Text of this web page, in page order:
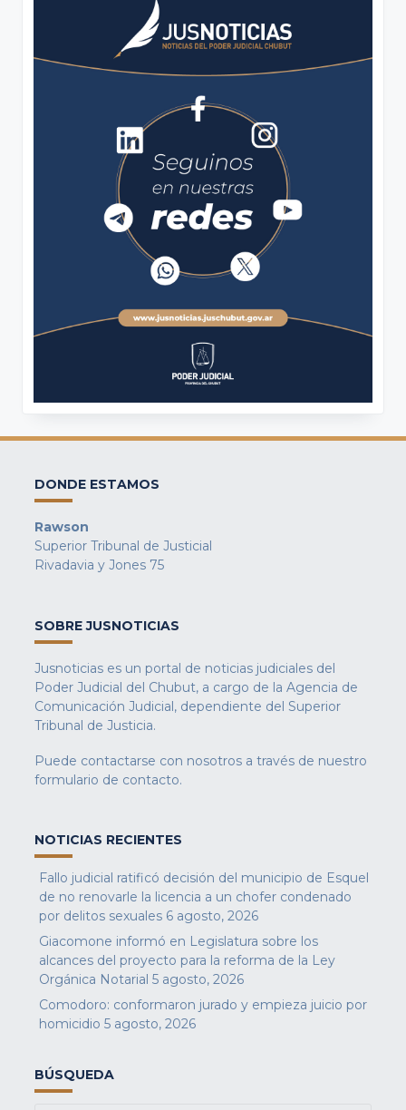
DONDE ESTAMOS
Rawson
Superior Tribunal de Justicial
Rivadavia y Jones 75
SOBRE JUSNOTICIAS
Jusnoticias es un portal de noticias judiciales del
Poder Judicial del Chubut, a cargo de la Agencia de
Comunicación Judicial, dependiente del Superior
Tribunal de Justicia.
Puede contactarse con nosotros a través de nuestro
formulario de contacto.
NOTICIAS RECIENTES
Fallo judicial ratificó decisión del municipio de Esquel
de no renovarle la licencia a un chofer condenado
por delitos sexuales 6 agosto, 2026
Giacomone informó en Legislatura sobre los
alcances del proyecto para la reforma de la Ley
Orgánica Notarial 5 agosto, 2026
Comodoro: conformaron jurado y empieza juicio por
homicidio 5 agosto, 2026
BÚSQUEDA